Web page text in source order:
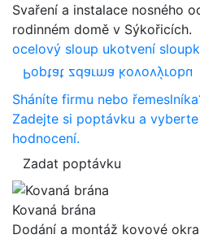
Svaření a instalace nosného
rodinném domě v Sýkořicích.
ocelový sloup ukotvení
Poptat zdarma kovovýrobu
Sháníte firmu nebo
Zadejte si poptávku a
hodnocení.
Zadat poptávku
Kovaná brána
Dodání a montáž kovové